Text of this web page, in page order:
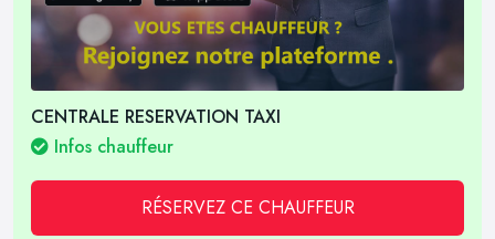
CENTRALE RESERVATION TAXI
Infos chauffeur
RÉSERVEZ CE CHAUFFEUR